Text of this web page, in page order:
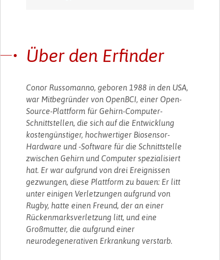
Über den Erfinder
Conor Russomanno, geboren 1988 in den USA,
war Mitbegründer von OpenBCI, einer Open-
Source-Plattform für Gehirn-Computer-
Schnittstellen, die sich auf die Entwicklung
kostengünstiger, hochwertiger Biosensor-
Hardware und -Software für die Schnittstelle
zwischen Gehirn und Computer spezialisiert
hat. Er war aufgrund von drei Ereignissen
gezwungen, diese Plattform zu bauen: Er litt
unter einigen Verletzungen aufgrund von
Rugby, hatte einen Freund, der an einer
Rückenmarksverletzung litt, und eine
Großmutter, die aufgrund einer
neurodegenerativen Erkrankung verstarb.